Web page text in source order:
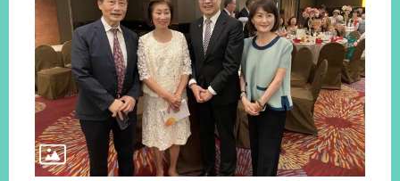
私
權
保
護
及
資
安
全